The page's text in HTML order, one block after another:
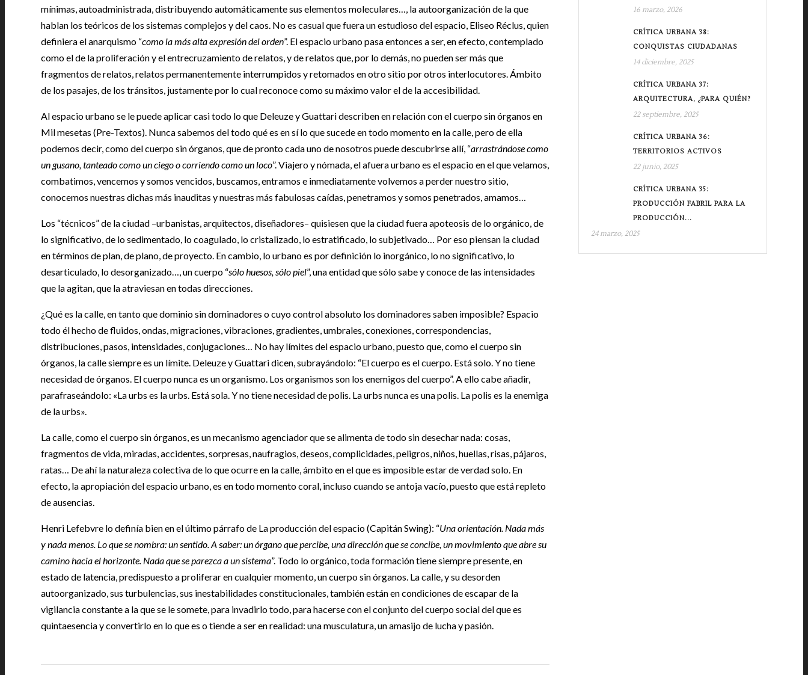
mínimas, autoadministrada, distribuyendo automáticamente sus elementos moleculares…, la autoorganización de la que
hablan los teóricos de los sistemas complejos y del caos. No es casual que fuera un estudioso del espacio, Eliseo Réclus, quien
definiera el anarquismo “como la más alta expresión del orden”. El espacio urbano pasa entonces a ser, en efecto, contemplado
como el de la proliferación y el entrecruzamiento de relatos, y de relatos que, por lo demás, no pueden ser más que
fragmentos de relatos, relatos permanentemente interrumpidos y retomados en otro sitio por otros interlocutores. Ámbito
de los pasajes, de los tránsitos, justamente por lo cual reconoce como su máximo valor el de la accesibilidad.
Al espacio urbano se le puede aplicar casi todo lo que Deleuze y Guattari describen en relación con el cuerpo sin órganos en
Mil mesetas (Pre-Textos). Nunca sabemos del todo qué es en sí lo que sucede en todo momento en la calle, pero de ella
podemos decir, como del cuerpo sin órganos, que de pronto cada uno de nosotros puede descubrirse allí, “arrastrándose como
un gusano, tanteado como un ciego o corriendo como un loco”. Viajero y nómada, el afuera urbano es el espacio en el que velamos,
combatimos, vencemos y somos vencidos, buscamos, entramos e inmediatamente volvemos a perder nuestro sitio,
conocemos nuestras dichas más inauditas y nuestras más fabulosas caídas, penetramos y somos penetrados, amamos…
Los “técnicos” de la ciudad –urbanistas, arquitectos, diseñadores– quisiesen que la ciudad fuera apoteosis de lo orgánico, de
lo significativo, de lo sedimentado, lo coagulado, lo cristalizado, lo estratificado, lo subjetivado… Por eso piensan la ciudad
en términos de plan, de plano, de proyecto. En cambio, lo urbano es por definición lo inorgánico, lo no significativo, lo
desarticulado, lo desorganizado…, un cuerpo “sólo huesos, sólo piel”, una entidad que sólo sabe y conoce de las intensidades
que la agitan, que la atraviesan en todas direcciones.
¿Qué es la calle, en tanto que dominio sin dominadores o cuyo control absoluto los dominadores saben imposible? Espacio
todo él hecho de fluidos, ondas, migraciones, vibraciones, gradientes, umbrales, conexiones, correspondencias,
distribuciones, pasos, intensidades, conjugaciones… No hay límites del espacio urbano, puesto que, como el cuerpo sin
órganos, la calle siempre es un límite. Deleuze y Guattari dicen, subrayándolo: “El cuerpo es el cuerpo. Está solo. Y no tiene
necesidad de órganos. El cuerpo nunca es un organismo. Los organismos son los enemigos del cuerpo”. A ello cabe añadir,
parafraseándolo: «La urbs es la urbs. Está sola. Y no tiene necesidad de polis. La urbs nunca es una polis. La polis es la enemiga
de la urbs».
La calle, como el cuerpo sin órganos, es un mecanismo agenciador que se alimenta de todo sin desechar nada: cosas,
fragmentos de vida, miradas, accidentes, sorpresas, naufragios, deseos, complicidades, peligros, niños, huellas, risas, pájaros,
ratas… De ahí la naturaleza colectiva de lo que ocurre en la calle, ámbito en el que es imposible estar de verdad solo. En
efecto, la apropiación del espacio urbano, es en todo momento coral, incluso cuando se antoja vacío, puesto que está repleto
de ausencias.
Henri Lefebvre lo definía bien en el último párrafo de La producción del espacio (Capitán Swing): “Una orientación. Nada más
y nada menos. Lo que se nombra: un sentido. A saber: un órgano que percibe, una dirección que se concibe, un movimiento que abre su
camino hacia el horizonte. Nada que se parezca a un sistema”. Todo lo orgánico, toda formación tiene siempre presente, en
estado de latencia, predispuesto a proliferar en cualquier momento, un cuerpo sin órganos. La calle, y su desorden
autoorganizado, sus turbulencias, sus inestabilidades constitucionales, también están en condiciones de escapar de la
vigilancia constante a la que se le somete, para invadirlo todo, para hacerse con el conjunto del cuerpo social del que es
quintaesencia y convertirlo en lo que es o tiende a ser en realidad: una musculatura, un amasijo de lucha y pasión.
16 marzo, 2026
CRÍTICA URBANA 38:
CONQUISTAS CIUDADANAS
14 diciembre, 2025
CRÍTICA URBANA 37:
ARQUITECTURA, ¿PARA QUIÉN?
22 septiembre, 2025
CRÍTICA URBANA 36:
TERRITORIOS ACTIVOS
22 junio, 2025
CRÍTICA URBANA 35:
PRODUCCIÓN FABRIL PARA LA
PRODUCCIÓN...
24 marzo, 2025